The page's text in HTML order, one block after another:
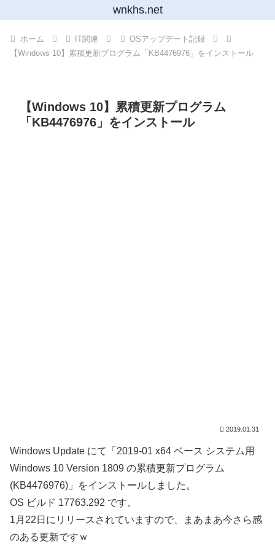
wnkhs.net
ホーム IT関連
OSアップデート記録
【Windows 10】累積更新プログラム「KB4476976」をインストール
【Windows 10】累積更新プログラム
「KB4476976」をインストール
2019.01.31
Windows Update にて「2019-01 x64 ベース システム用
Windows 10 Version 1809 の累積更新プログラム
(KB4476976)」をインストールしました。
OS ビルド 17763.292 です。
1月22日にリリースされていますので、まあまあ今さら感
のある更新ですｗ